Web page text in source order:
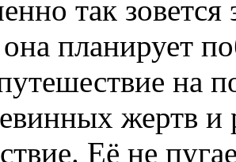
так зовется
планирует
на
жертв и
Её не